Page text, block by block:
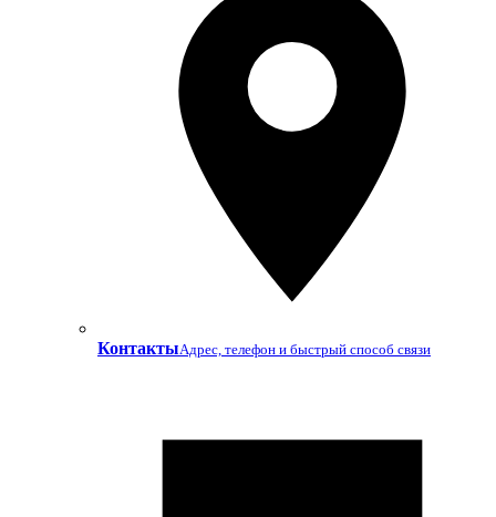
КонтактыАдрес, телефон и быстрый способ связи